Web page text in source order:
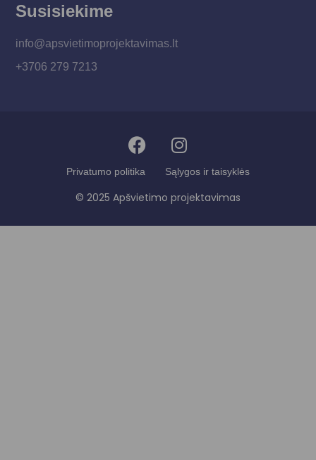
Susisiekime
info@apsvietimoprojektavimas.lt
+3706 279 7213
Privatumo politika Sąlygos ir taisyklės
© 2025 Apšvietimo projektavimas